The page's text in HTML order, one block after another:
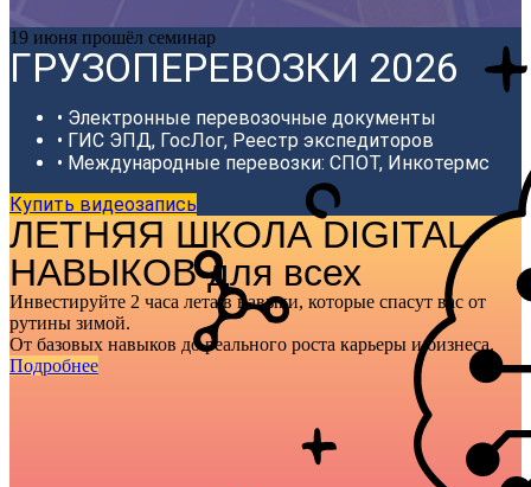
19 июня прошёл семинар
ГРУЗОПЕРЕВОЗКИ 2026
• Электронные перевозочные документы
• ГИС ЭПД, ГосЛог, Реестр экспедиторов
• Международные перевозки: СПОТ, Инкотермс
Купить видеозапись
ЛЕТНЯЯ ШКОЛА DIGITAL-
НАВЫКОВ для всех
Инвестируйте 2 часа лета в навыки, которые спасут вас от
рутины зимой.
От базовых навыков до реального роста карьеры и бизнеса.
Подробнее